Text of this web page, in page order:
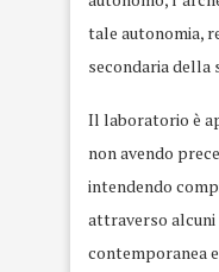
tale autonomia,
secondaria della
Il laboratorio è
non avendo
intendendo
attraverso alcuni
contemporanea